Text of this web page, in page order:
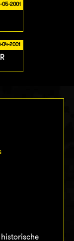
05-2001
04-2001